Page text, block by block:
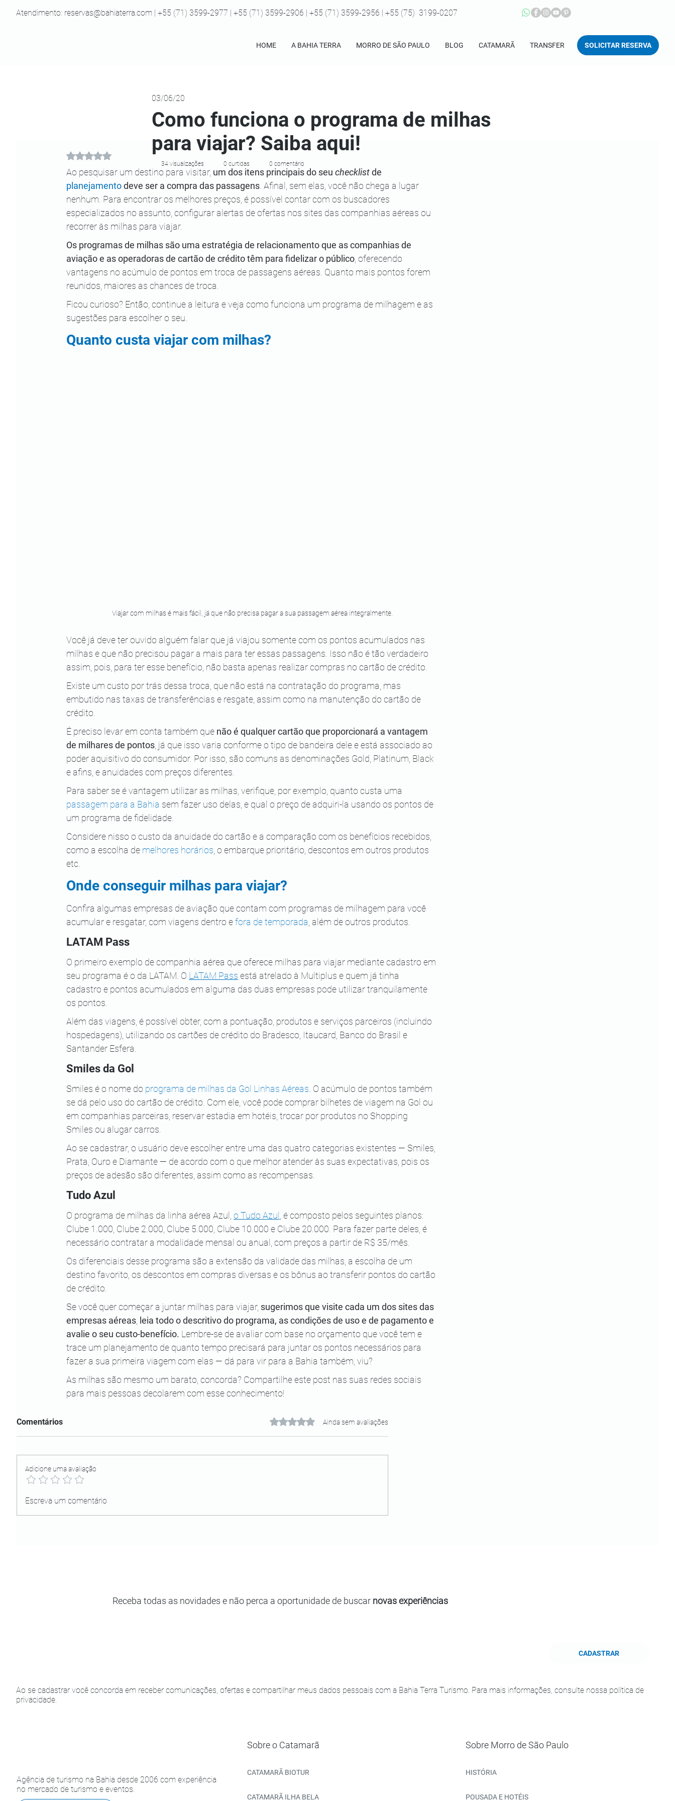
HOME A BAHIA TERRA MORRO DE SÃO PAULO BLOG CATAMARÃ TRANSFER SOLICITAR RESERVA
Atendimento: reservas@bahiaterra.com | +55 (71) 3599-2977 | +55 (71) 3599-2906 | +55 (71) 3599-2956 | +55 (75) 3199-0207
Avaliado com NaN de 5 estrelas.
Ao pesquisar um destino para visitar, um dos itens principais do seu checklist de
planejamento deve ser a compra das passagens . Afinal, sem elas, você não chega a lugar
nenhum. Para encontrar os melhores preços, é possível contar com os buscadores
especializados no assunto, configurar alertas de ofertas nos sites das companhias aéreas ou
recorrer às milhas para viajar.
Os programas de milhas são uma estratégia de relacionamento que as companhias de
aviação e as operadoras de cartão de crédito têm para fidelizar o público , oferecendo
vantagens no acúmulo de pontos em troca de passagens aéreas. Quanto mais pontos forem
reunidos, maiores as chances de troca.
Ficou curioso? Então, continue a leitura e veja como funciona um programa de milhagem e as
sugestões para escolher o seu.
Quanto custa viajar com milhas?
Viajar com milhas é mais fácil, já que não precisa pagar a sua passagem aérea integralmente.
Você já deve ter ouvido alguém falar que já viajou somente com os pontos acumulados nas
milhas e que não precisou pagar a mais para ter essas passagens. Isso não é tão verdadeiro
assim, pois, para ter esse benefício, não basta apenas realizar compras no cartão de crédito.
Existe um custo por trás dessa troca, que não está na contratação do programa, mas
embutido nas taxas de transferências e resgate, assim como na manutenção do cartão de
crédito.
É preciso levar em conta também que não é qualquer cartão que proporcionará a vantagem
de milhares de pontos, já que isso varia conforme o tipo de bandeira dele e está associado ao
poder aquisitivo do consumidor. Por isso, são comuns as denominações Gold, Platinum, Black
e afins, e anuidades com preços diferentes.
Para saber se é vantagem utilizar as milhas, verifique, por exemplo, quanto custa uma
passagem para a Bahia sem fazer uso delas, e qual o preço de adquiri-la usando os pontos de
um programa de fidelidade.
Considere nisso o custo da anuidade do cartão e a comparação com os benefícios recebidos,
como a escolha de melhores horários, o embarque prioritário, descontos em outros produtos
etc.
Onde conseguir milhas para viajar?
Confira algumas empresas de aviação que contam com programas de milhagem para você
acumular e resgatar, com viagens dentro e fora de temporada, além de outros produtos.
LATAM Pass
O primeiro exemplo de companhia aérea que oferece milhas para viajar mediante cadastro em
seu programa é o da LATAM. O LATAM Pass está atrelado à Multiplus e quem já tinha
cadastro e pontos acumulados em alguma das duas empresas pode utilizar tranquilamente
os pontos.
Além das viagens, é possível obter, com a pontuação, produtos e serviços parceiros (incluindo
hospedagens), utilizando os cartões de crédito do Bradesco, Itaucard, Banco do Brasil e
Santander Esfera.
Smiles da Gol
Smiles é o nome do programa de milhas da Gol Linhas Aéreas. O acúmulo de pontos também
se dá pelo uso do cartão de crédito. Com ele, você pode comprar bilhetes de viagem na Gol ou
em companhias parceiras, reservar estadia em hotéis, trocar por produtos no Shopping
Smiles ou alugar carros.
Ao se cadastrar, o usuário deve escolher entre uma das quatro categorias existentes — Smiles,
Prata, Ouro e Diamante — de acordo com o que melhor atender às suas expectativas, pois os
preços de adesão são diferentes, assim como as recompensas.
Tudo Azul
O programa de milhas da linha aérea Azul, o Tudo Azul , é composto pelos seguintes planos:
Clube 1.000, Clube 2.000, Clube 5.000, Clube 10.000 e Clube 20.000. Para fazer parte deles, é
necessário contratar a modalidade mensal ou anual, com preços a partir de R$ 35/mês.
Os diferenciais desse programa são a extensão da validade das milhas, a escolha de um
destino favorito, os descontos em compras diversas e os bônus ao transferir pontos do cartão
de crédito.
Se você quer começar a juntar milhas para viajar, sugerimos que visite cada um dos sites das
empresas aéreas, leia todo o descritivo do programa, as condições de uso e de pagamento e
avalie o seu custo-benefício. Lembre-se de avaliar com base no orçamento que você tem e
trace um planejamento de quanto tempo precisará para juntar os pontos necessários para
fazer a sua primeira viagem com elas — dá para vir para a Bahia também, viu?
As milhas são mesmo um barato, concorda? Compartilhe este post nas suas redes sociais
para mais pessoas decolarem com esse conhecimento!
Comentários Avaliado com 0 de 5 estrelas.
Ainda sem avaliações
Adicione uma avaliação
Escreva um comentário
34 visualizações 0 curtidas 0 comentário
Como funciona o programa de milhas
para viajar? Saiba aqui!
03/06/20
Agência de turismo na Bahia desde 2006 com experiência
no mercado de turismo e eventos.
Sobre Morro de São Paulo
HISTÓRIA
POUSADA E HOTÉIS
Sobre o Catamarã
CATAMARÃ BIOTUR
CATAMARÃ ILHA BELA
Receba todas as novidades e não perca a oportunidade de buscar novas experiências
CADASTRAR
Ao se cadastrar você concorda em receber comunicações, ofertas e compartilhar meus dados pessoais com a Bahia Terra Turismo. Para mais informações, consulte nossa política de
privacidade.